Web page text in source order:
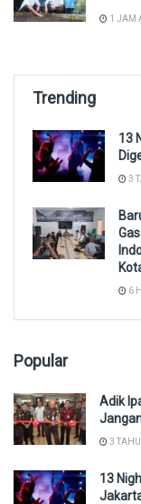
1 JAM
Trending
13
3
6
Popular
Adik
3
13